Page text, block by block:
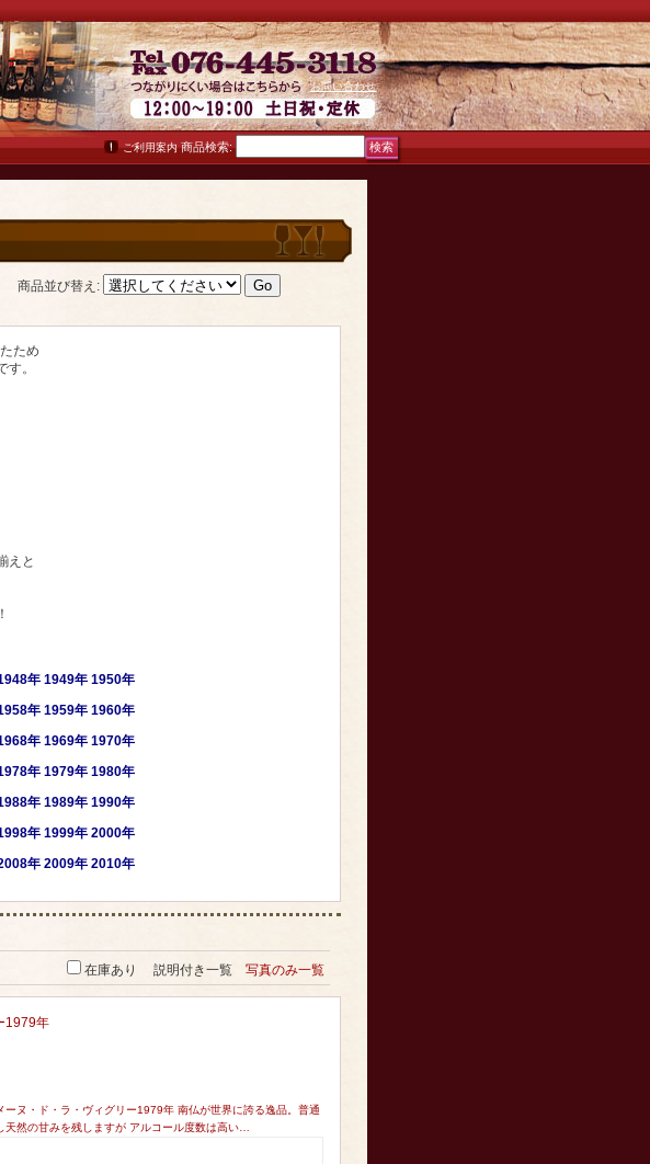
ご利用案内
お問い合わせ
商品検索:
商品並び替え :
ため
。
えと
年 1949年 1950年
年 1959年 1960年
年 1969年 1970年
年 1979年 1980年
年 1989年 1990年
年 1999年 2000年
年 2009年 2010年
在庫あり 説明付き一覧 写真のみ一覧
1979年
・ド・ラ・ヴィグリー1979年 南仏が世界に誇る逸品。普通
然の甘みを残しますが アルコール度数は高い…